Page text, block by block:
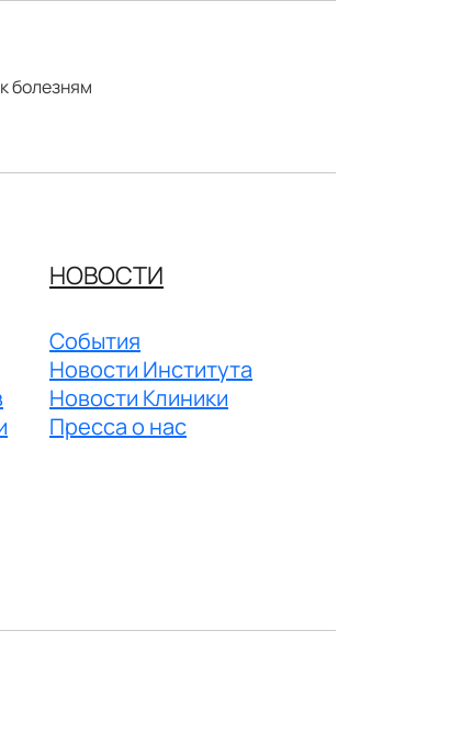
болезням
НОВОСТИ
События
Новости Института
Новости Клиники
Пресса о нас